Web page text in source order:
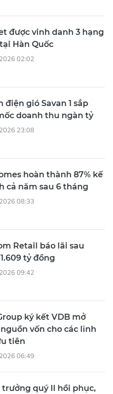
được vinh danh 3 hạng
Hàn Quốc
02:02
điện gió Savan 1 sắp
doanh thu ngàn tỷ
23:08
hoàn thành 87% kế
cả năm sau 6 tháng
08:33
Retail báo lãi sau
tỷ đồng
09:42
ký kết VDB mở
vốn cho các lĩnh
tiên
06:49
trưởng quý II hồi phục,